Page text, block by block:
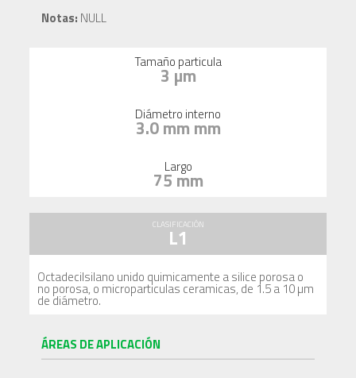
Notas: NULL
Tamaño particula
3 µm
Diámetro interno
3.0 mm mm
Largo
75 mm
CLASIFICACIÓN
L1
Octadecilsilano unido quimicamente a silice porosa o
no porosa, o microparticulas ceramicas, de 1.5 a 10 µm
de diámetro.
ÁREAS DE APLICACIÓN